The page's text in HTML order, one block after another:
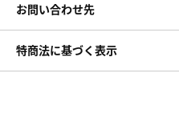
お問い合わせ先
特商法に基づく表示